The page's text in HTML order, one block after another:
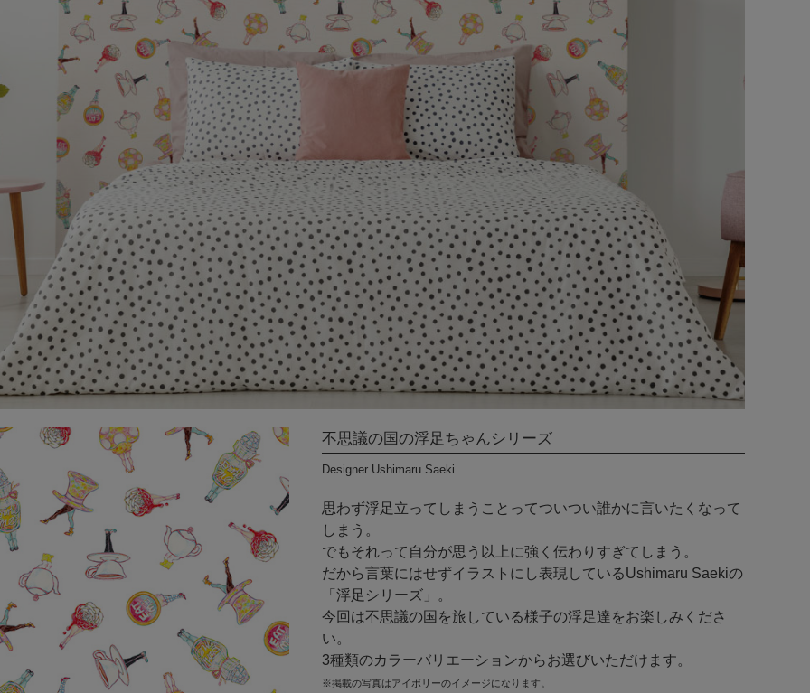
カラヴィ
リメイクシート
ウォールステッカ
ー
リメイクシート
mini
施工道具
DIYパーツ
その他
International
Shipping
不思議の国の浮足ちゃんシリーズ
Designer Ushimaru Saeki
思わず浮足立ってしまうことってついつい誰かに言いたくなって
しまう。
でもそれって自分が思う以上に強く伝わりすぎてしまう。
だから言葉にはせずイラストにし表現しているUshimaru Saekiの
「浮足シリーズ」。
今回は不思議の国を旅している様子の浮足達をお楽しみくださ
い。
3種類のカラーバリエーションからお選びいただけます。
※掲載の写真はアイボリーのイメージになります。